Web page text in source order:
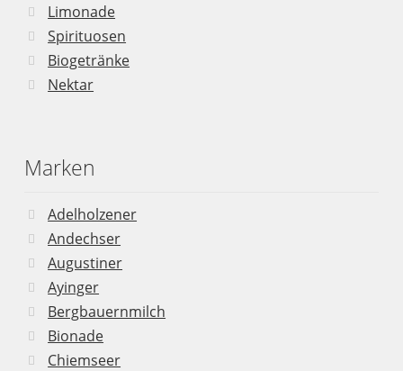
Limonade
Spirituosen
Biogetränke
Nektar
Marken
Adelholzener
Andechser
Augustiner
Ayinger
Bergbauernmilch
Bionade
Chiemseer